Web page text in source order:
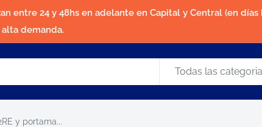
entre 24 y 48hs en adelante en Capital y Central (en
demanda.
Todas las
y portama...